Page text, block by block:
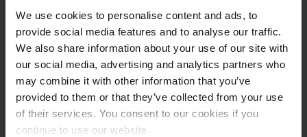
We use cookies to personalise content and ads, to
provide social media features and to analyse our traffic.
We also share information about your use of our site with
our social media, advertising and analytics partners who
may combine it with other information that you’ve
provided to them or that they’ve collected from your use
of their services. You consent to our cookies if you
continue to use our website.
Versenyképes fizetés
Egészségmegőrző és rekreációs juttatások
Stabil munkahely, hosszú távú munkalehetőség
Igényes munkakörnyezet, korszerű munkaeszközök
Home Office lehetőség
Folyamatos képzés és szakmai fejlődés
Munkába járáshoz vállalati busz vagy saját gépjárművel
történő bejárás esetén 30 Ft / km költségtérítés